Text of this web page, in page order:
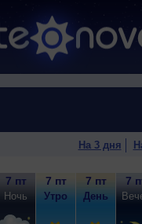
На 3 дня
7 пт
Ночь
7 пт
Утро
7 пт
День
7